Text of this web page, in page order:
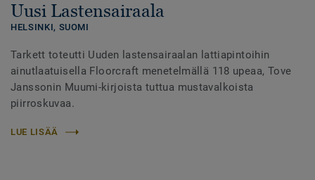
Uusi Lastensairaala
HELSINKI, SUOMI
Tarkett toteutti Uuden lastensairaalan lattiapintoihin
ainutlaatuisella Floorcraft menetelmällä 118 upeaa, Tove
Janssonin Muumi-kirjoista tuttua mustavalkoista
piirroskuvaa.
LUE LISÄÄ